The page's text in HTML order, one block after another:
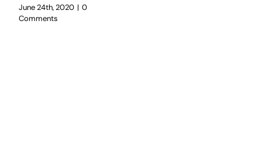
June 24th, 2020 | 0
Comments